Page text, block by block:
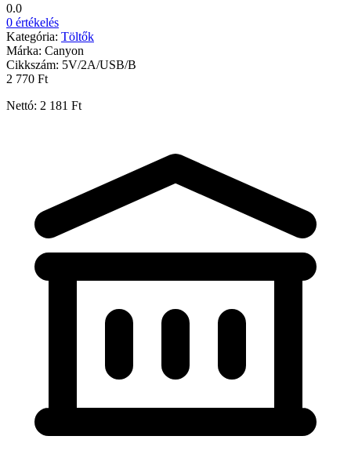
0.0
0 értékelés
Kategória: Töltők
Márka: Canyon
Cikkszám: 5V/2A/USB/B
2 770 Ft
Nettó: 2 181 Ft